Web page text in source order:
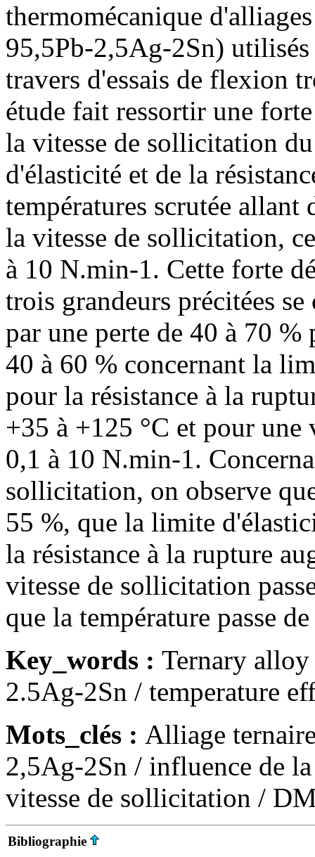
thermomécanique
95,5Pb-2,5Ag-2Sn)
travers d'essais de flexion
étude fait ressortir une
la vitesse de sollicitation
d'élasticité et de la
températures scrutée allant
la vitesse de sollicitation,
à 10 N.min-1. Cette forte
trois grandeurs précitées
par une perte de 40 à 70
40 à 60 % concernant la
pour la résistance à la
+35 à +125 °C et pour une
0,1 à 10 N.min-1.
sollicitation, on observe
55 %, que la limite
la résistance à la rupture
vitesse de sollicitation
que la température passe
Key_words : Ternary
2.5Ag-2Sn / temperature
Mots_clés : Alliage
2,5Ag-2Sn / influence de
vitesse de sollicitation /
Bibliographie